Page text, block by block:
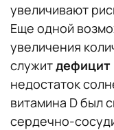
увеличивают
Еще одной
увеличения
служитдефицит
недостаток
витамина D был
сердечно-